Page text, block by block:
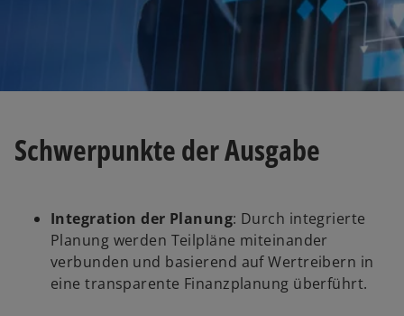
e
ö
e
t
Schwerpunkte der Ausgabe
Integration der Planung: Durch integrierte
Planung werden Teilpläne miteinander
verbunden und basierend auf Wertreibern in
eine transparente Finanzplanung überführt.